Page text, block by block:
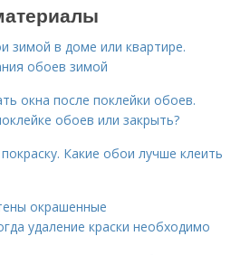
зимой в доме или квартире.
обоев зимой
окна после поклейки обоев.
обоев или закрыть?
Какие обои лучше клеить
окрашенные
удаление краски необходимо